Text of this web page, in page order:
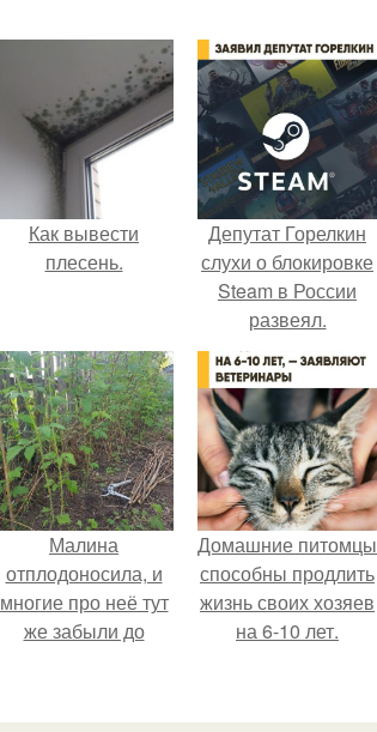
Как вывести
плесень.
Депутат Горелкин
слухи о блокировке
Steam в России
развеял.
Малина
отплодоносила, и
многие про неё тут
же забыли до
Домашние питомцы
способны продлить
жизнь своих хозяев
на 6-10 лет.